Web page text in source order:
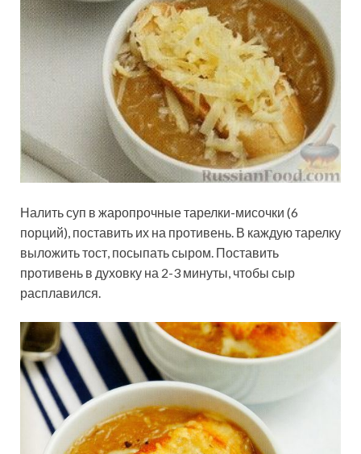
Налить суп в жаропрочные тарелки-мисочки (6
порций), поставить их на противень. В каждую тарелку
выложить тост, посыпать сыром. Поставить
противень в духовку на 2-3 минуты, чтобы сыр
расплавился.